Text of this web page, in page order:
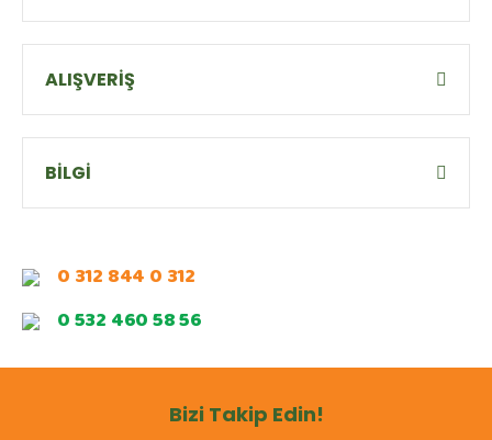
ALIŞVERİŞ
BİLGİ
0 312 844 0 312
0 532 460 58 56
Bizi Takip Edin!